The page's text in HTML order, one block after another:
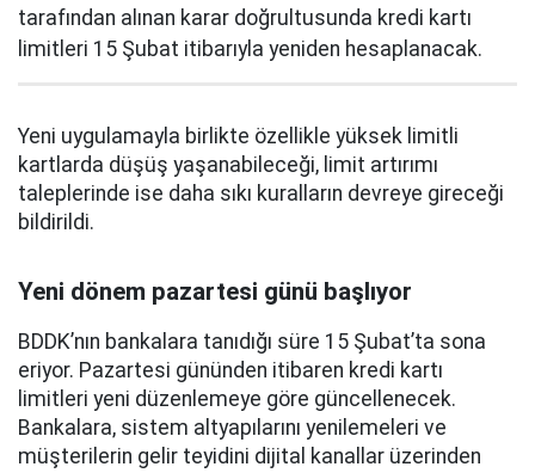
tarafından alınan karar doğrultusunda kredi kartı
limitleri 15 Şubat itibarıyla yeniden hesaplanacak.
Yeni uygulamayla birlikte özellikle yüksek limitli
kartlarda düşüş yaşanabileceği, limit artırımı
taleplerinde ise daha sıkı kuralların devreye gireceği
bildirildi.
Yeni dönem pazartesi günü başlıyor
BDDK’nın bankalara tanıdığı süre 15 Şubat’ta sona
eriyor. Pazartesi gününden itibaren kredi kartı
limitleri yeni düzenlemeye göre güncellenecek.
Bankalara, sistem altyapılarını yenilemeleri ve
müşterilerin gelir teyidini dijital kanallar üzerinden